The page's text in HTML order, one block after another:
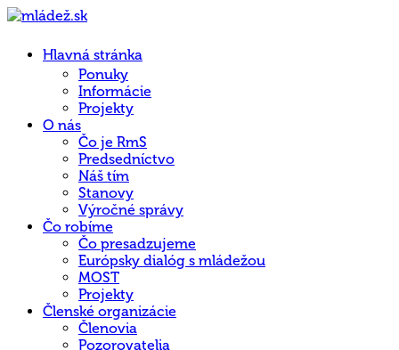
Hlavná stránka
Ponuky
Informácie
Projekty
O nás
Čo je RmS
Predsedníctvo
Náš tím
Stanovy
Výročné správy
Čo robíme
Čo presadzujeme
Európsky dialóg s mládežou
MOST
Projekty
Členské organizácie
Členovia
Pozorovatelia